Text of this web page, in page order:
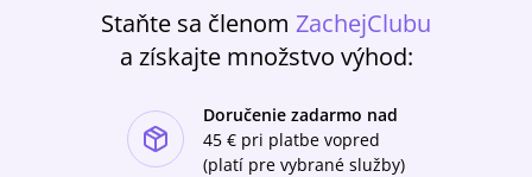
Staňte sa členom ZachejClubu
a získajte množstvo výhod:
Doručenie zadarmo nad
45 € pri platbe vopred
(platí pre vybrané služby)